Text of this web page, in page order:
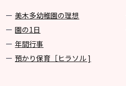
美⽊多幼稚園の理想
園の1⽇
年間⾏事
預かり保育［ヒラソル ]